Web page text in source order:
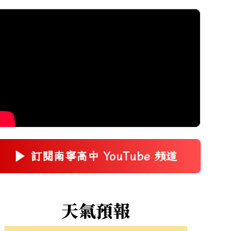
▶ 訂閱南寧高中 YouTube 頻道
(另開新視窗)
右邊區域內容
天氣預報